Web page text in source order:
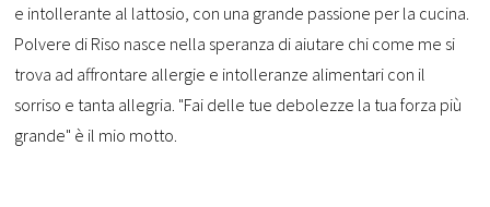
e intollerante al lattosio, con una grande passione per la cucina.
Polvere di Riso nasce nella speranza di aiutare chi come me si
trova ad affrontare allergie e intolleranze alimentari con il
sorriso e tanta allegria. "Fai delle tue debolezze la tua forza più
grande" è il mio motto.